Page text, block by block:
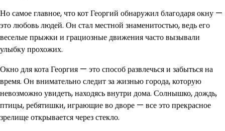
Но самое главное, что кот Георгий обнаружил благодаря окну —
это любовь людей. Он стал местной знаменитостью, ведь его
веселые прыжки и грациозные движения часто вызывали
улыбку прохожих.
Окно для кота Георгия — это способ развлечься и забыться на
время. Он внимательно следит за жизнью города, которую
невозможно увидеть, находясь внутри дома. Солнышко, дождь,
птицы, ребятишки, играющие во дворе — все это прекрасное
зрелище открывается через стекло.